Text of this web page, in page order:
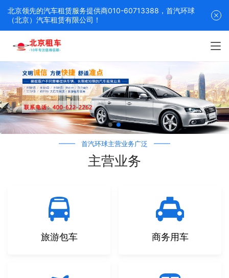
主营业务
首汽环球主营业务广泛
旅游包车 商务用车
北京领先的汽车租赁服务提供商010-60713388，首汽环球
（北京）汽车租赁有限公司！